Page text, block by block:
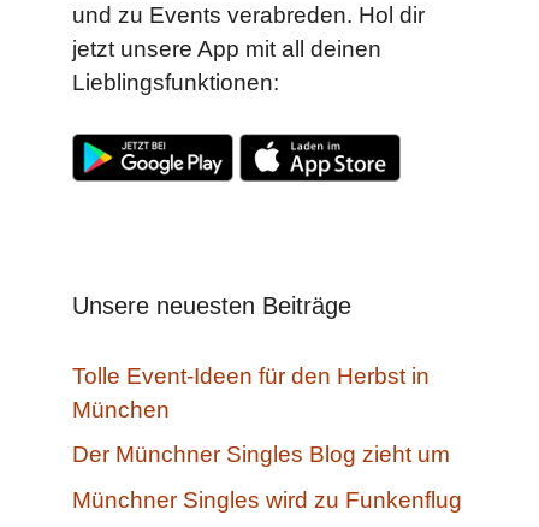
und zu Events verabreden. Hol dir
jetzt unsere App mit all deinen
Lieblingsfunktionen:
Unsere neuesten Beiträge
Tolle Event-Ideen für den Herbst in
München
Der Münchner Singles Blog zieht um
Münchner Singles wird zu Funkenflug